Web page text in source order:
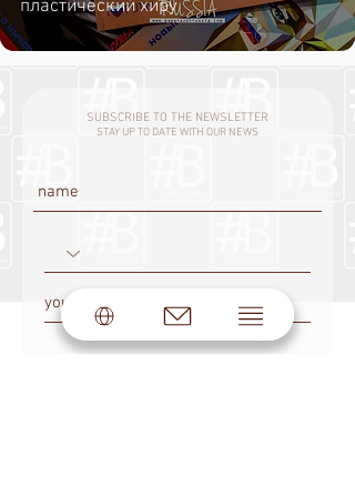
пластический хиру
SUBSCRIBE TO THE NEWSLETTER
STAY UP TO DATE WITH OUR NEWS